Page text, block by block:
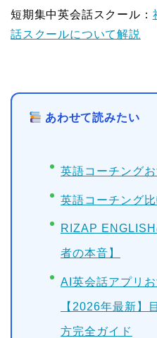
短期集中英会話スクール：
話スクールについて解説
あわせて読みたい
英語コーチング
英語コーチング
RIZAP
者の本音】
AI英会話アプリ
【2026年最新】
方完全ガイド